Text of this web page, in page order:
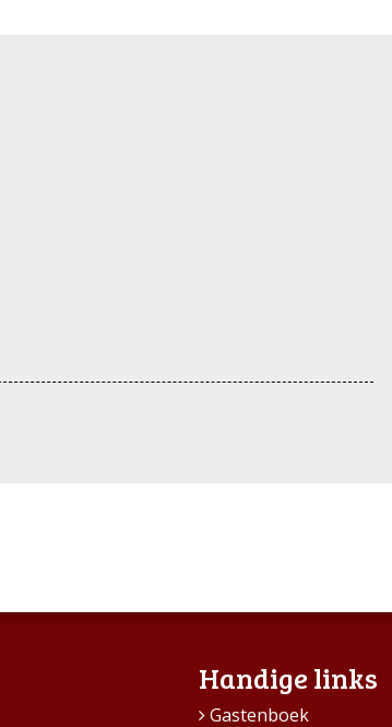
Handige links
Gastenboek